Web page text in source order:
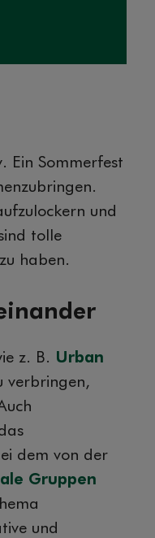
Ein Sommerfest
und
tolle
haben.
z. B. Urban
verbringen,
dem von der
Gruppen
und